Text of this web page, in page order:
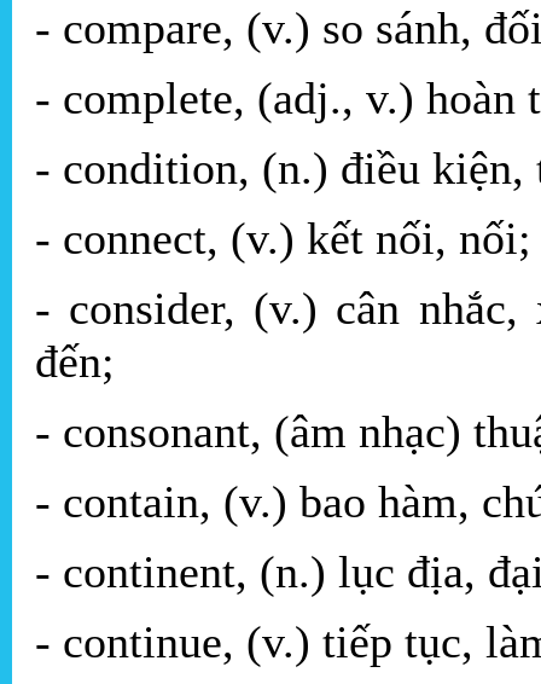
- compare, (v.) so sánh,
- complete, (adj., v.) hoàn
- condition, (n.) điều kiện,
- connect, (v.) kết nối, nối;
- consider, (v.) cân
đến;
- consonant, (âm nhạc)
- contain, (v.) bao hàm,
- continent, (n.) lục địa,
- continue, (v.) tiếp tục,